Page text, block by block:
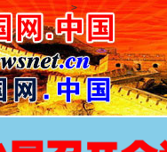
>